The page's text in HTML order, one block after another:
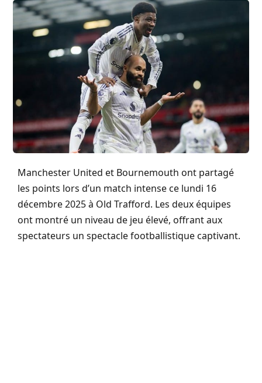
Manchester United et Bournemouth ont partagé
les points lors d’un match intense ce lundi 16
décembre 2025 à Old Trafford. Les deux équipes
ont montré un niveau de jeu élevé, offrant aux
spectateurs un spectacle footballistique captivant.